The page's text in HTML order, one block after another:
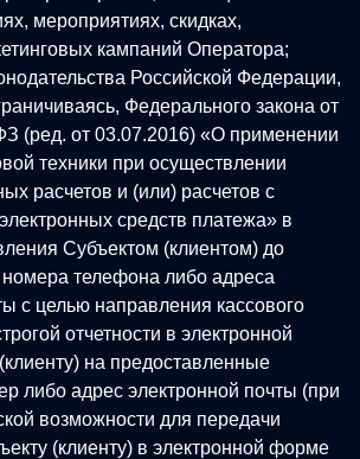
мероприятиях, скидках,
кампаний Оператора;
Российской Федерации,
Федерального закона от
(ред. от 03.07.2016) «О применении
техники при осуществлении
расчетов и (или) расчетов с
средств платежа» в
Субъектом (клиентом) до
телефона либо адреса
с целью направления кассового
отчетности в электронной
на предоставленные
либо адрес электронной почты (при
возможности для передачи
(клиенту) в электронной форме